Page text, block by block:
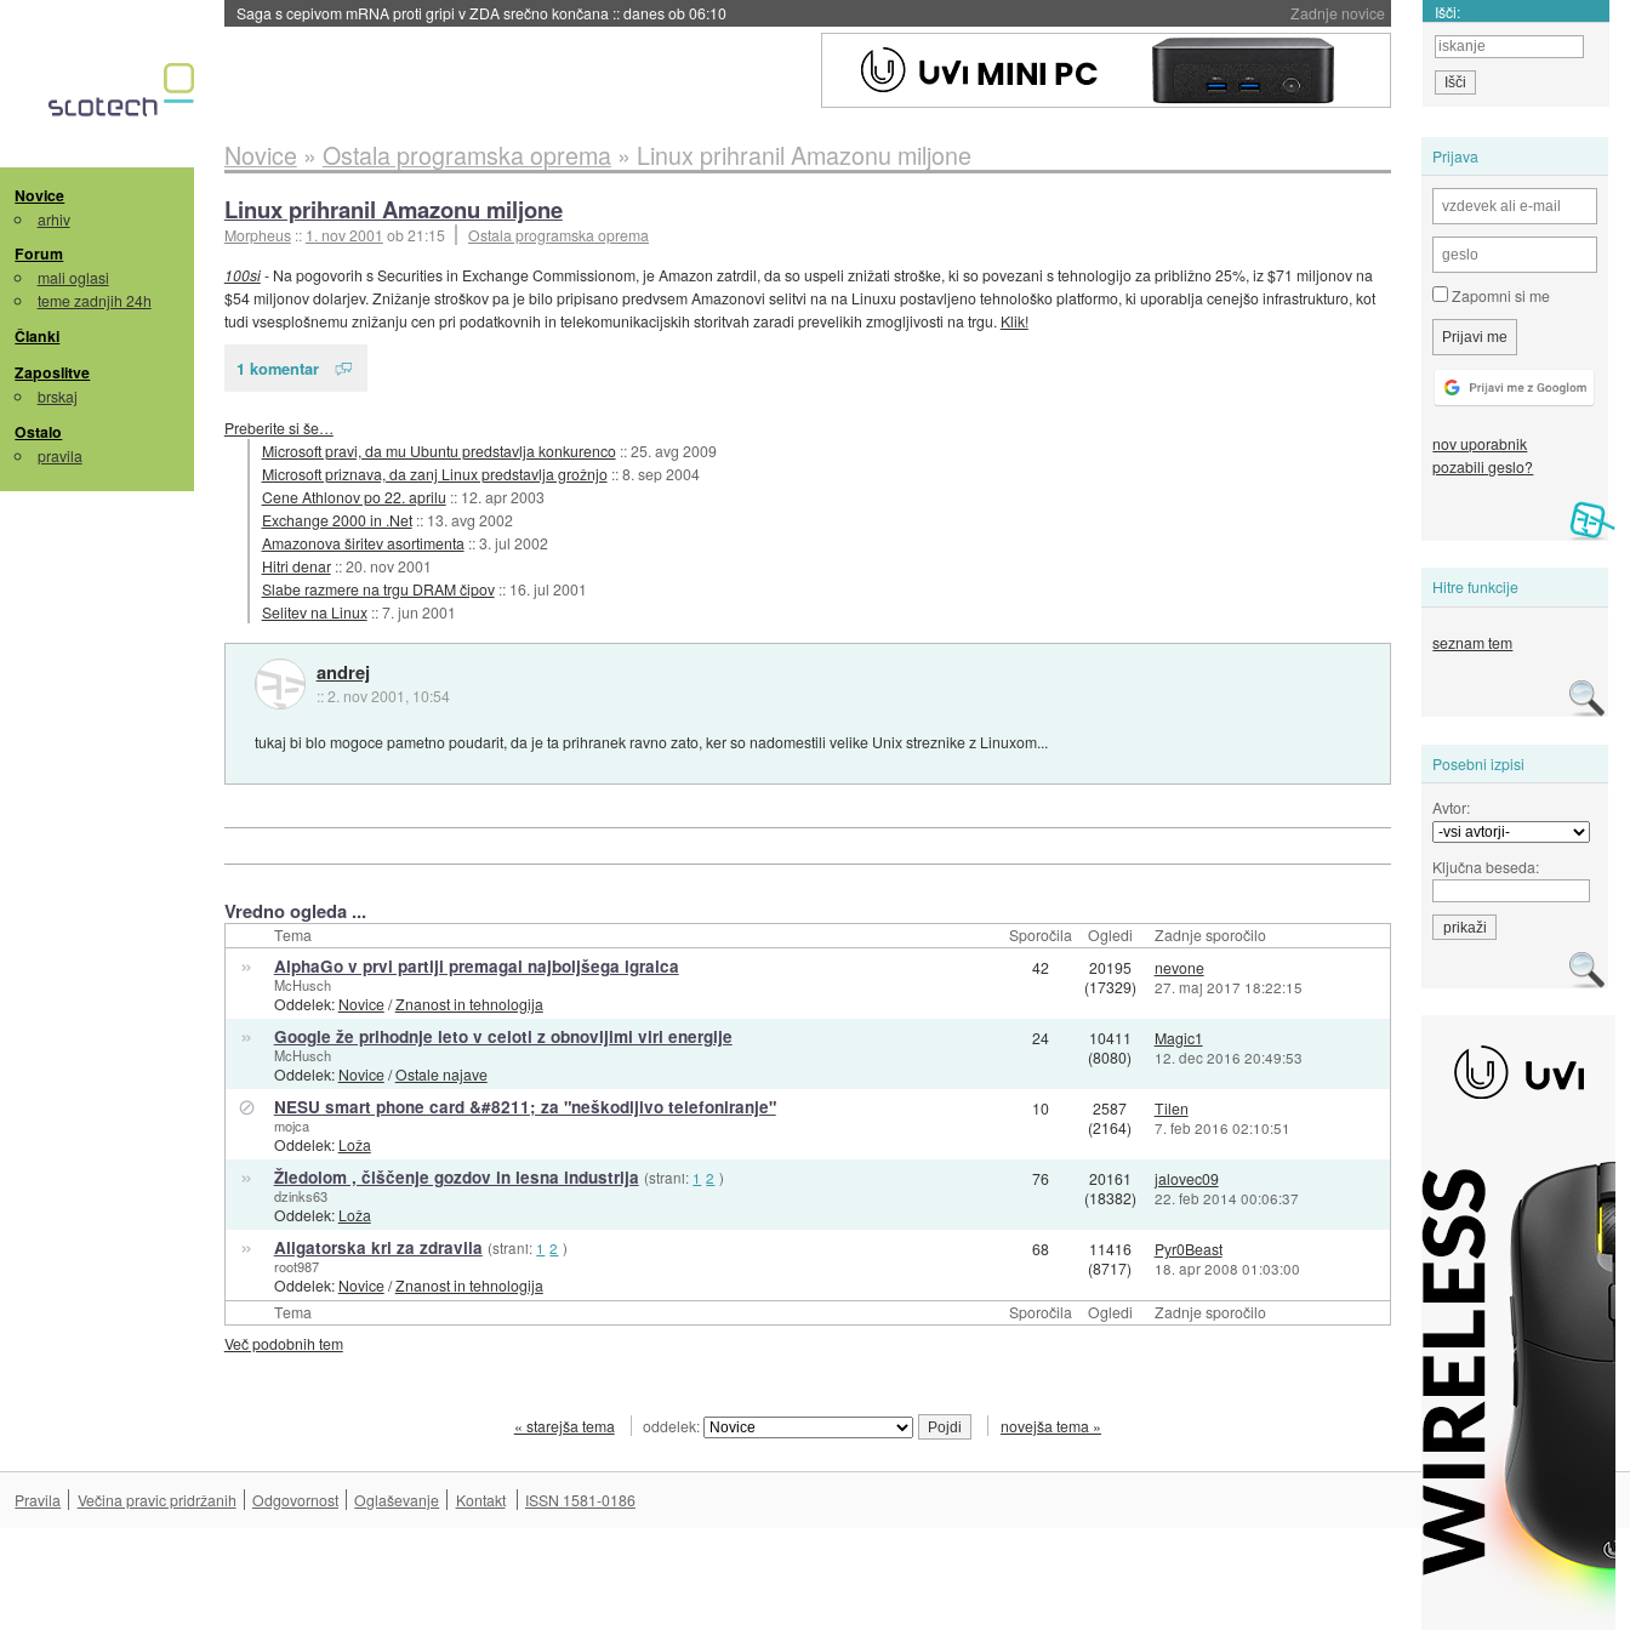
Zadnje novice
Saga s cepivom mRNA proti gripi v ZDA srečno končana ::danes ob 06:10 Išči:
Novice
arhiv
Forum
mali oglasi
teme zadnjih 24h
Članki
Zaposlitve
brskaj
Ostalo
pravila
Prijava
Zapomni si me
nov uporabnik
pozabili geslo?
Hitre funkcije
seznam tem
Posebni izpisi
Avtor:
Ključna beseda:
Novice » Ostala programska oprema» Linux prihranil Amazonu miljone
Linux prihranil Amazonu miljone
Morpheus :: 1. nov 2001 ob 21:15
Ostala programska oprema
100si- Na pogovorih s Securities in Exchange Commissionom, je Amazon zatrdil, da so uspeli znižati stroške, ki so povezani s tehnologijo za približno 25%, iz $71 miljonov na
$54 miljonov dolarjev. Znižanje stroškov pa je bilo pripisano predvsem Amazonovi selitvi na na Linuxu postavljeno tehnološko platformo, ki uporablja cenejšo infrastrukturo, kot
tudi vsesplošnemu znižanju cen pri podatkovnih in telekomunikacijskih storitvah zaradi prevelikih zmogljivosti na trgu. Klik!
1 komentar
Preberite si še…
Microsoft pravi, da mu Ubuntu predstavlja konkurenco ::25. avg 2009
Microsoft priznava, da zanj Linux predstavlja grožnjo ::8. sep 2004
Cene Athlonov po 22. aprilu :: 12. apr 2003
Exchange 2000 in .Net :: 13. avg 2002
Amazonova širitev asortimenta ::3. jul 2002
Hitri denar ::20. nov 2001
Slabe razmere na trgu DRAM čipov :: 16. jul 2001
Selitev na Linux ::7. jun 2001
andrej
::2. nov 2001, 10:54
tukaj bi blo mogoce pametno poudarit, da je ta prihranek ravno zato, ker so nadomestili velike Unix streznike z Linuxom...
Vredno ogleda ...
Tema Sporočila Ogledi Zadnje sporočilo
Tema Sporočila Ogledi Zadnje sporočilo
» AlphaGo v prvi partiji premagal najboljšega igralca
McHusch
Oddelek: Novice/Znanost in tehnologija
42
20195
(17329)
nevone
27. maj 2017 18:22:15
» Google že prihodnje leto v celoti z obnovljimi viri energije
McHusch
Oddelek: Novice/Ostale najave
24
10411
(8080)
Magic1
12. dec 2016 20:49:53
⊘ NESU smart phone card &#8211; za "neškodljivo telefoniranje"
mojca
Oddelek: Loža
10
2587
(2164)
Tilen
7. feb 2016 02:10:51
» Žledolom , čiščenje gozdov in lesna industrija (strani: 1 2 )
dzinks63
Oddelek: Loža
76
20161
(18382)
jalovec09
22. feb 2014 00:06:37
» Aligatorska kri za zdravila (strani: 1 2 )
root987
Oddelek: Novice/Znanost in tehnologija
68
11416
(8717)
Pyr0Beast
18. apr 2008 01:03:00
Več podobnih tem
« starejša tema oddelek: novejša tema »
Pravila Večina pravic pridržanih Odgovornost Oglaševanje Kontakt ISSN 1581-0186